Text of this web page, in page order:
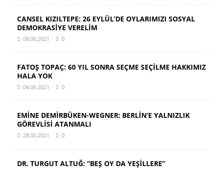
CANSEL KIZILTEPE: 26 EYLÜL’DE OYLARIMIZI SOSYAL
DEMOKRASİYE VERELİM
08.06.2021 0
FATOŞ TOPAÇ: 60 YIL SONRA SEÇME SEÇİLME HAKKIMIZ
HALA YOK
04.06.2021 0
EMİNE DEMİRBÜKEN-WEGNER: BERLİN’E YALNIZLIK
GÖREVLİSİ ATANMALI
28.05.2021 0
DR. TURGUT ALTUĞ: “BEŞ OY DA YEŞİLLERE”